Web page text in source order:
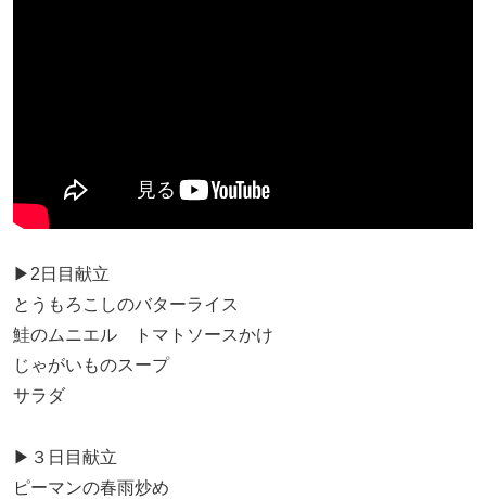
▶2日目献立
とうもろこしのバターライス
鮭のムニエル トマトソースかけ
じゃがいものスープ
サラダ
▶３日目献立
ピーマンの春雨炒め